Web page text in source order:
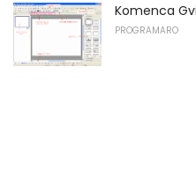
Komenca
PROGRAMARO